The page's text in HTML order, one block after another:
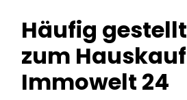
Häufig
zum
Immowelt 24